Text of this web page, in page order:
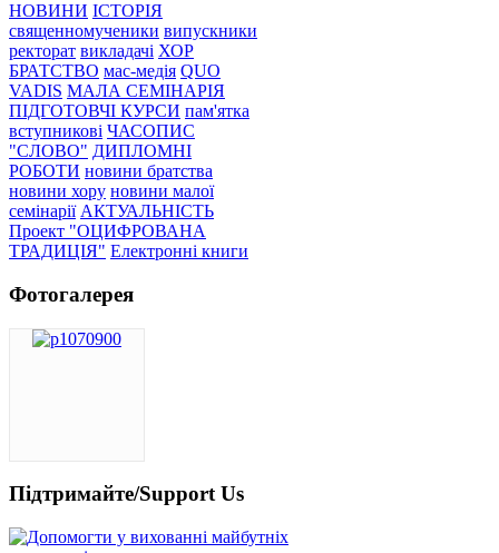
НОВИНИ ІСТОРІЯ
священномученики випускники
ректорат викладачі ХОР
БРАТСТВО мас-медія QUO
VADIS МАЛА СЕМІНАРІЯ
ПІДГОТОВЧІ КУРСИ пам'ятка
вступникові ЧАСОПИС
"СЛОВО" ДИПЛОМНІ
РОБОТИ новини братства
новини хору новини малої
семінарії АКТУАЛЬНІСТЬ
Проект "ОЦИФРОВАНА
ТРАДИЦІЯ" Електронні книги
Фотогалерея
Підтримайте/Support Us